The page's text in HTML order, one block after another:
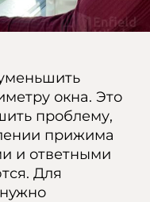
окна. Это
проблему,
прижима
и ответными
Для